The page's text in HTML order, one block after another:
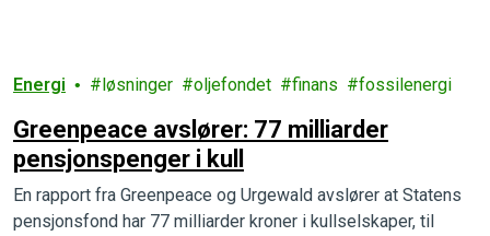
Energi løsninger oljefondet finans fossilenergi
Greenpeace avslører: 77 milliarder
pensjonspenger i kull
En rapport fra Greenpeace og Urgewald avslører at Statens
pensjonsfond har 77 milliarder kroner i kullselskaper, til